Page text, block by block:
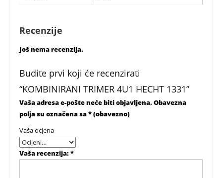
Recenzije
Još nema recenzija.
Budite prvi koji će recenzirati
“KOMBINIRANI TRIMER 4U1 HECHT 1331”
Vaša adresa e-pošte neće biti objavljena.Obavezna
polja su označena sa* (obavezno)
Vaša ocjena
Vaša recenzija:*